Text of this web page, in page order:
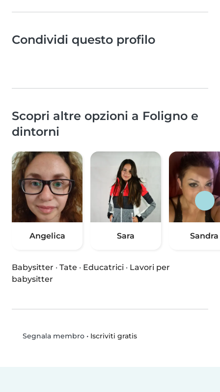
Condividi questo profilo
Scopri altre opzioni a Foligno e
dintorni
Angelica Sara Sandra
Babysitter · Tate · Educatrici · Lavori per
babysitter
Segnala membro• Iscriviti gratis